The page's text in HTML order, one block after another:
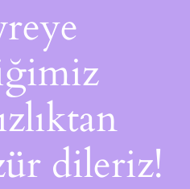
dileriz!